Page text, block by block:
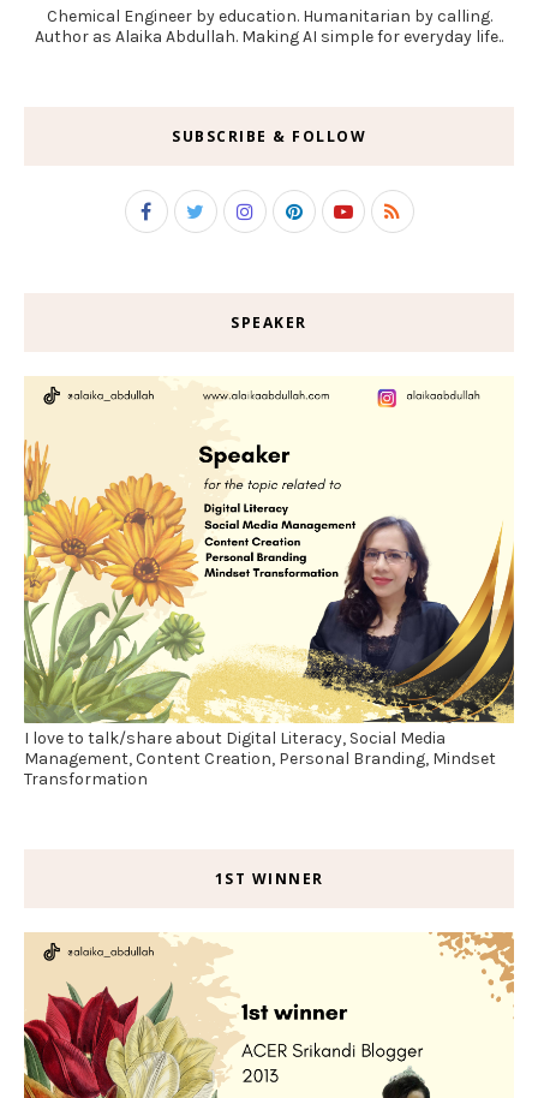
Chemical Engineer by education. Humanitarian by calling.
Author as Alaika Abdullah. Making AI simple for everyday life..
SUBSCRIBE & FOLLOW
SPEAKER
I love to talk/share about Digital Literacy, Social Media
Management, Content Creation, Personal Branding, Mindset
Transformation
1ST WINNER